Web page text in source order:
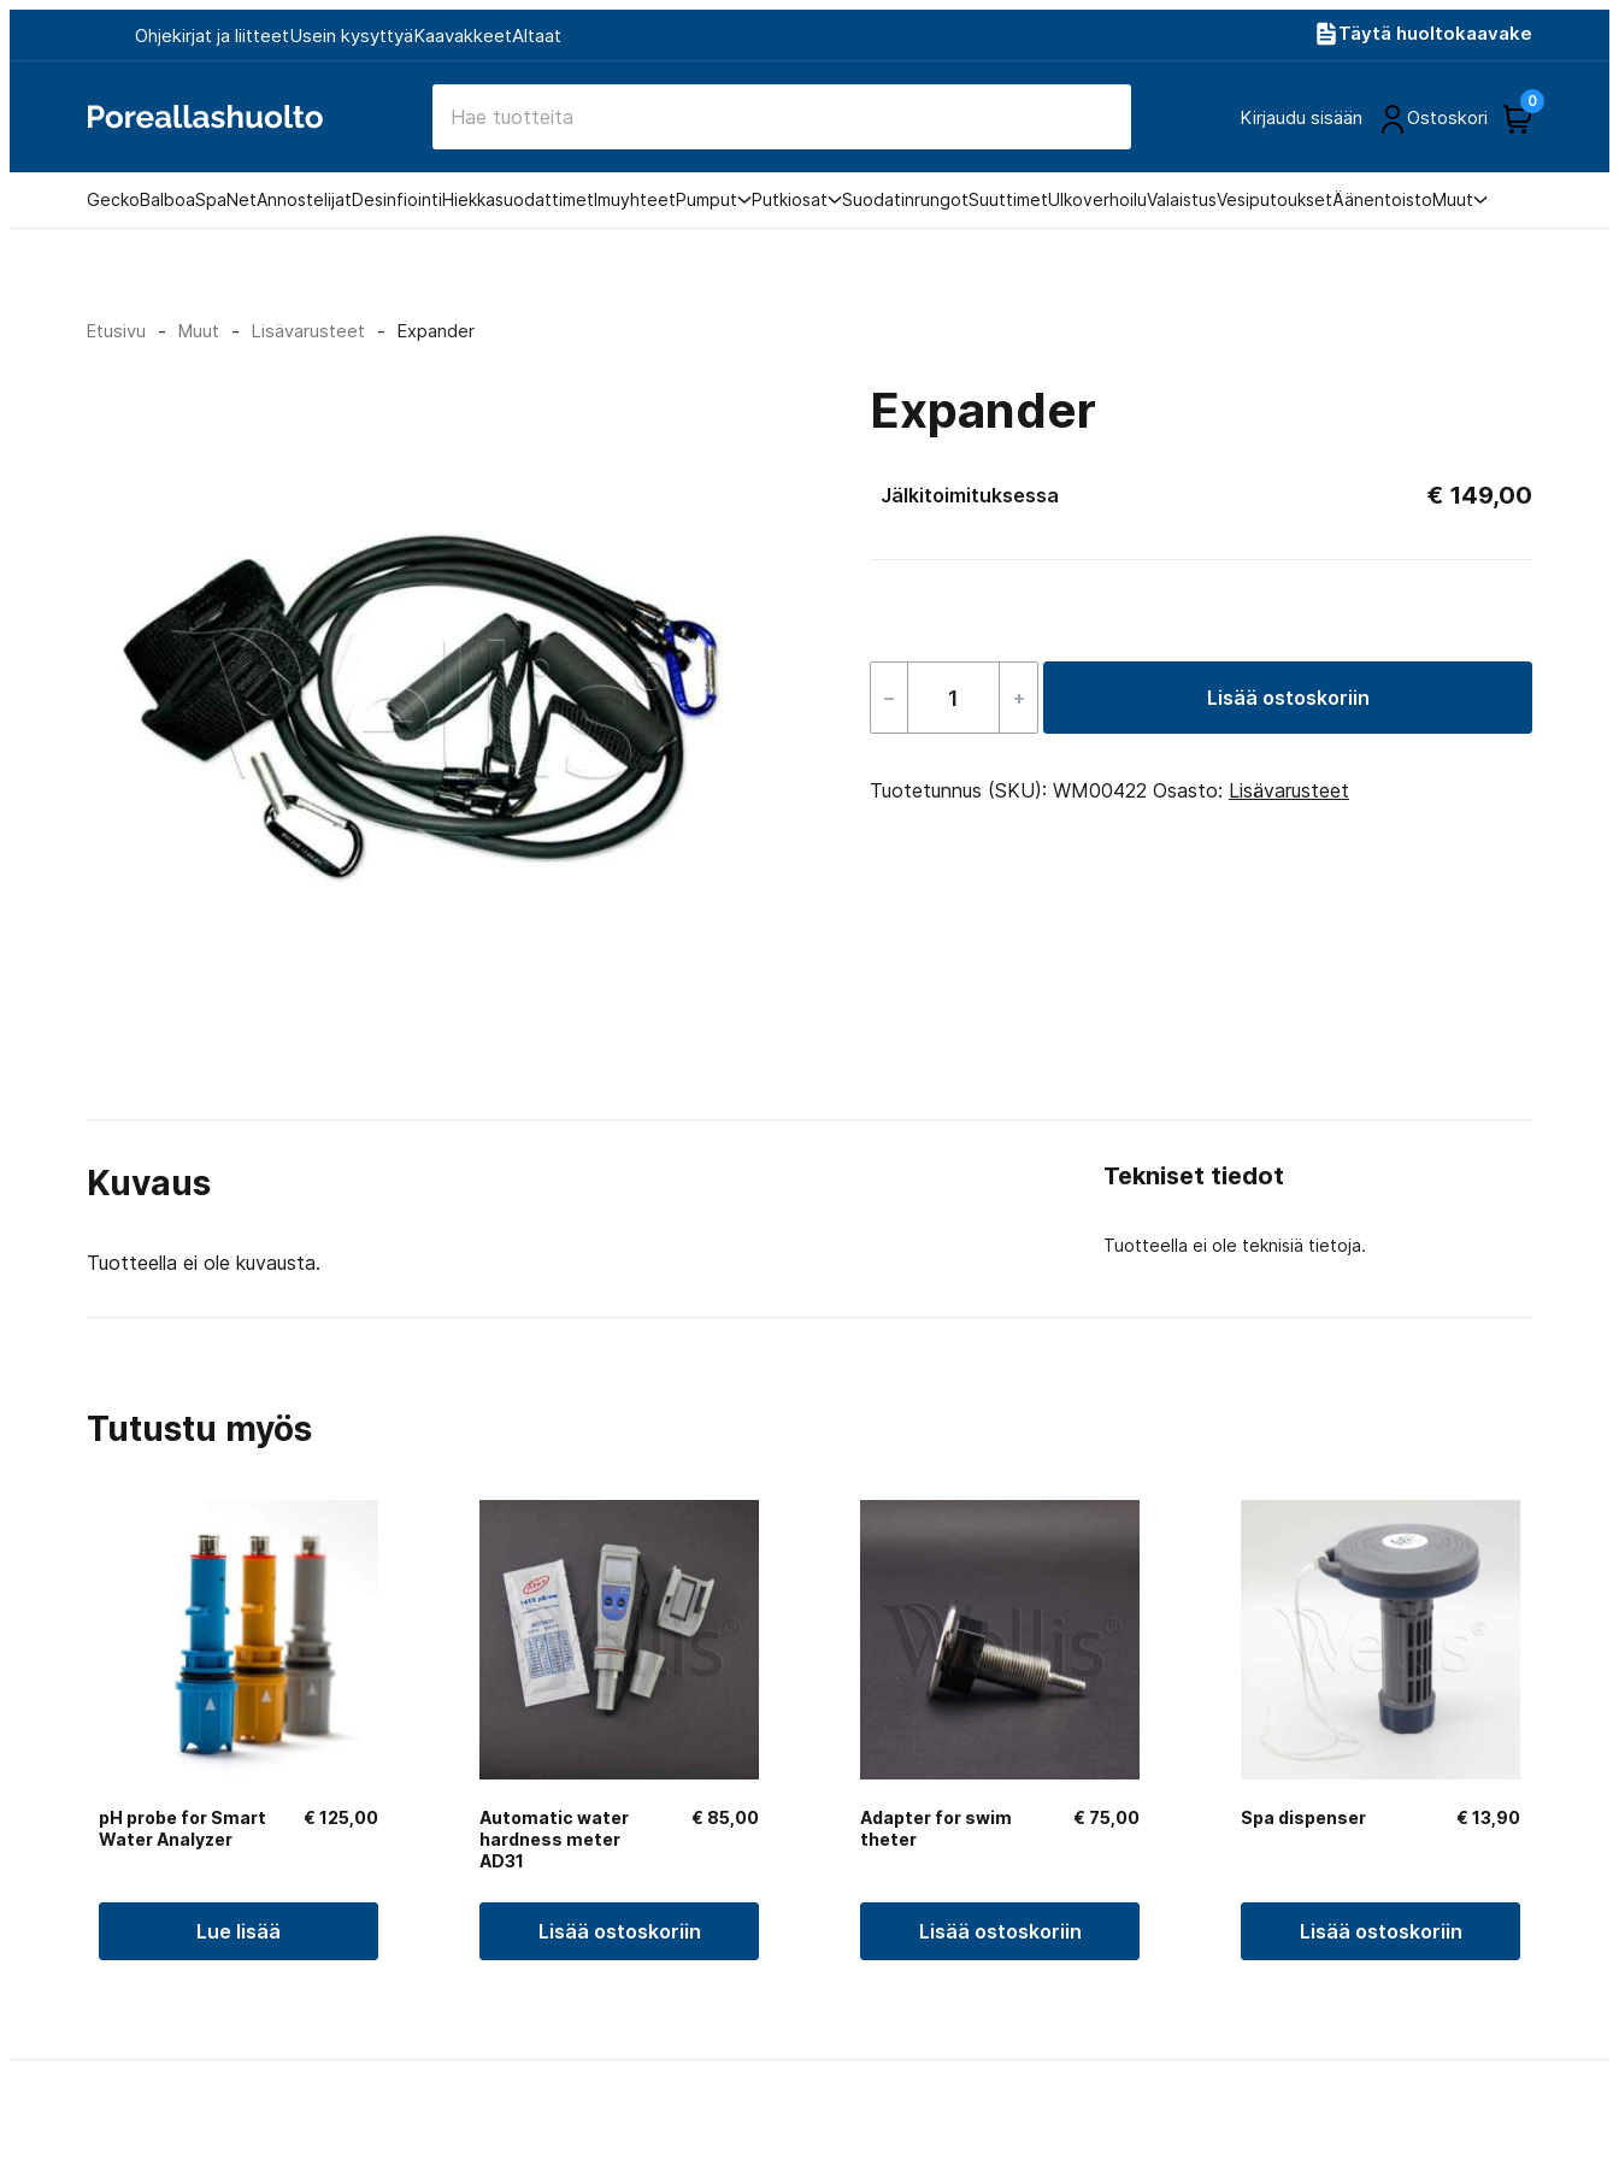
sisältöön
Ohjekirjat ja liitteetUsein kysyttyäKaavakkeetAltaat Täytä huoltokaavake
Poreallashuolto Kirjaudu sisään Ostoskori
0
GeckoBalboaSpaNetAnnostelijatDesinfiointiHiekkasuodattimetImuyhteetPumput Putkiosat SuodatinrungotSuuttimetUlkoverhoiluValaistusVesiputouksetÄänentoistoMuut
Etusivu - Muut - Lisävarusteet - Expander
Expander
Jälkitoimituksessa € 149,00
–
Expander
+ Lisää ostoskoriin
Tuotetunnus (SKU): WM00422 Osasto: Lisävarusteet
Kuvaus
Tuotteella ei ole kuvausta.
Tekniset tiedot
Tuotteella ei ole teknisiä tietoja.
Tutustu myös
pH probe for Smart
Water Analyzer
€ 125,00
Lue lisää
Automatic water
hardness meter
AD31
€ 85,00
Lisää ostoskoriin
Adapter for swim
theter
€ 75,00
Lisää ostoskoriin
Spa dispenser € 13,90
Lisää ostoskoriin